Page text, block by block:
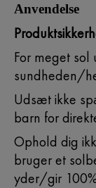
Anvendelse
For meget
sundheden/
Udsæt ikke
barn for
Ophold dig
bruger et
yder/gir